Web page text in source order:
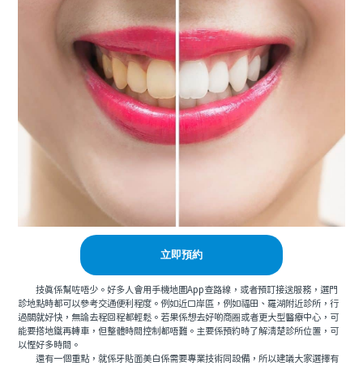
立即預約
技真係幫咗唔少。好多人會用手機地圖App查路線，或者預訂接送服務，選門
診地點時都可以參考交通便利程度。例如近口岸區，例如福田、羅湖附近診所，行
過關就好快，無論去程回程都輕鬆。若果係想去好啲商圈或者更大型醫療中心，可
能要搭地鐵再轉車，但整體時間控制都唔難。主要係預約時了解清楚診所位置，可
以慳好多時間。
還有一個重點，就係牙貼面美白係需要專業技術同設備，所以建議大家選擇有